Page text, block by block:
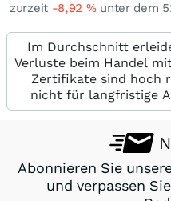
zurzeit -8,92 %unter dem
Im Durchschnitt
Verluste beim Handel
Zertifikate sind hoch
nicht für langfristige
Abonnieren Sie
und verpassen